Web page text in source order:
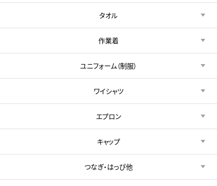
タオル
作業着
ユニフォーム（制服）
ワイシャツ
エプロン
キャップ
つなぎ・はっぴ他